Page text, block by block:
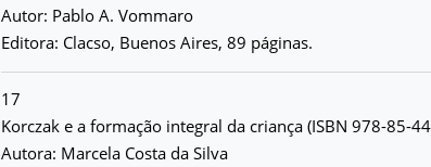
Autor: Pablo A. Vommaro
Editora: Clacso, Buenos Aires, 89 páginas.
17
Korczak e a formação integral da criança (ISBN 978-85-
Autora: Marcela Costa da Silva